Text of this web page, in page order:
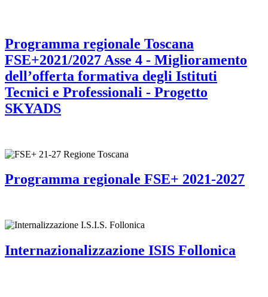
Programma regionale Toscana
FSE+2021/2027 Asse 4 - Miglioramento
dell’offerta formativa degli Istituti
Tecnici e Professionali - Progetto
SKYADS
Programma regionale FSE+ 2021-2027
Internazionalizzazione ISIS Follonica